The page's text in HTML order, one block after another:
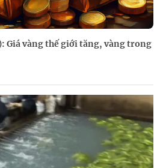
Giá vàng thế giới tăng, vàng trong